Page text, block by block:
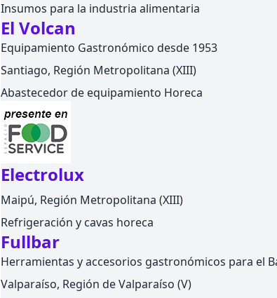
Insumos para la industria alimentaria
El Volcan
Equipamiento Gastronómico desde 1953
Santiago, Región Metropolitana (XIII)
Abastecedor de equipamiento Horeca
Electrolux
Maipú, Región Metropolitana (XIII)
Refrigeración y cavas horeca
Fullbar
Herramientas y accesorios gastronómicos para el
Valparaíso, Región de Valparaíso (V)